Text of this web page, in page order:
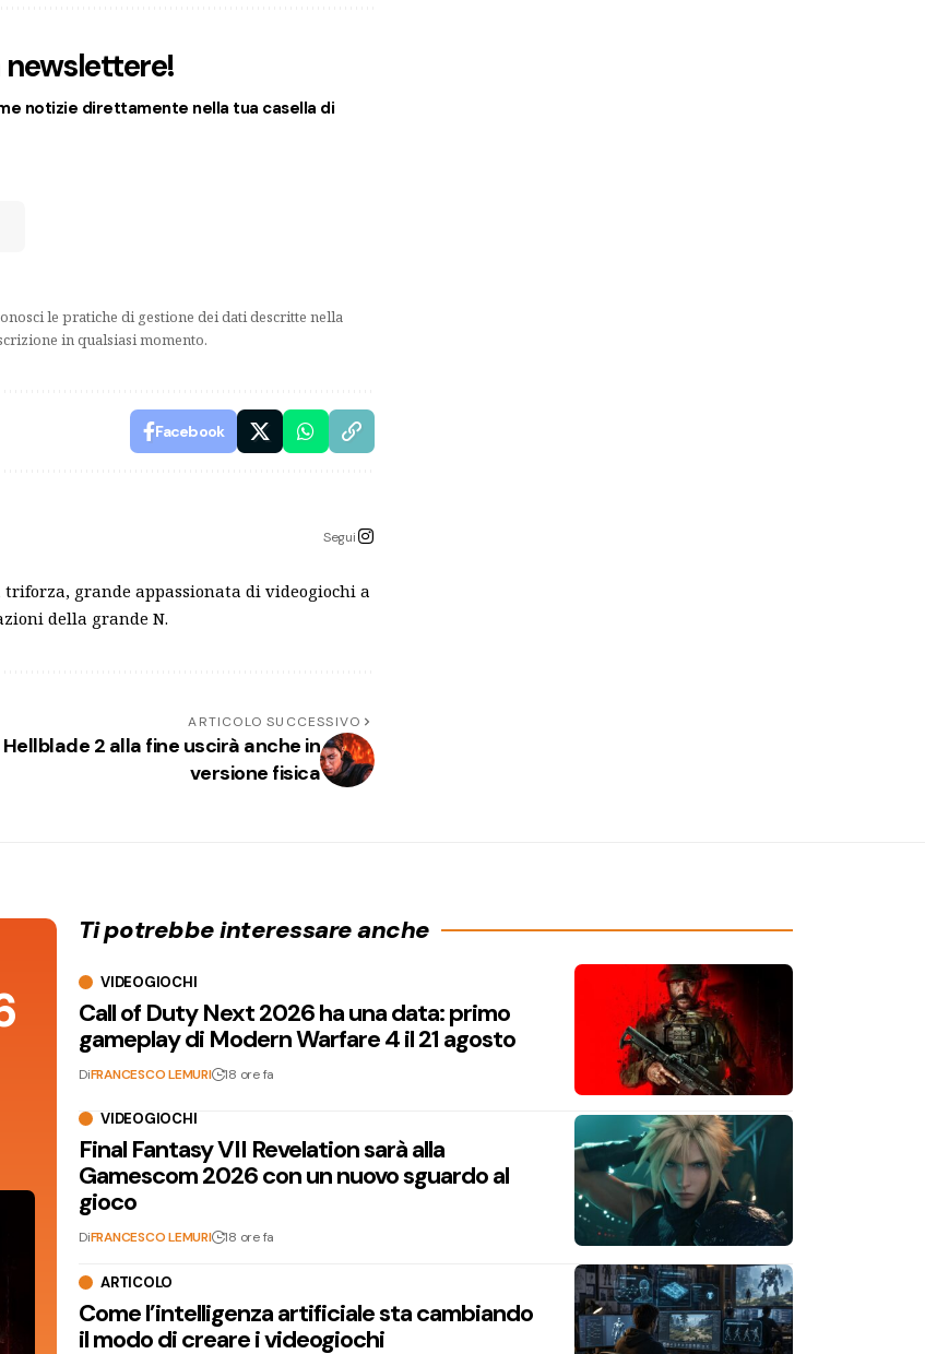
notizie direttamente nella tua casella di
le pratiche di gestione dei dati descritte nella
in qualsiasi momento.
Facebook
Segui
grande appassionata di videogiochi a
della grande N.
ARTICOLO SUCCESSIVO
Hellblade 2 alla fine uscirà anche in
versione fisica
Ti potrebbe interessare anche
VIDEOGIOCHI
Call of Duty Next 2026 ha una data: primo
gameplay di Modern Warfare 4 il 21 agosto
DiFRANCESCO LEMURI 18 ore fa
VIDEOGIOCHI
Final Fantasy VII Revelation sarà alla
Gamescom 2026 con un nuovo sguardo al
gioco
DiFRANCESCO LEMURI 18 ore fa
ARTICOLO
Come l’intelligenza artificiale sta cambiando
il modo di creare i videogiochi